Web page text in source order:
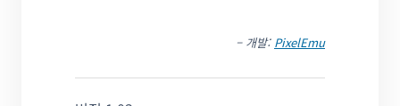
– 개발: PixelEmu